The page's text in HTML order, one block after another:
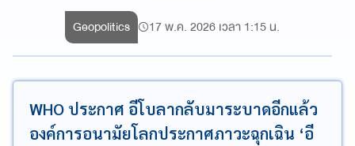
Geopolitics 17 พ.ค. 2026 เวลา 1:15 น.
WHO ประกาศ อีโบลากลับมาระบาดอีกแล้ว
องค์การอนามัยโลกประกาศภาวะฉุกเฉิน ‘อี